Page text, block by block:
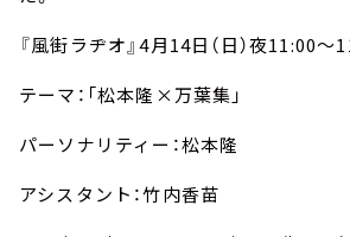
『風街ラヂオ』4月14日（日）夜11:00
テーマ：「松本隆×万葉集」
パーソナリティー：松本隆
アシスタント：竹内香苗